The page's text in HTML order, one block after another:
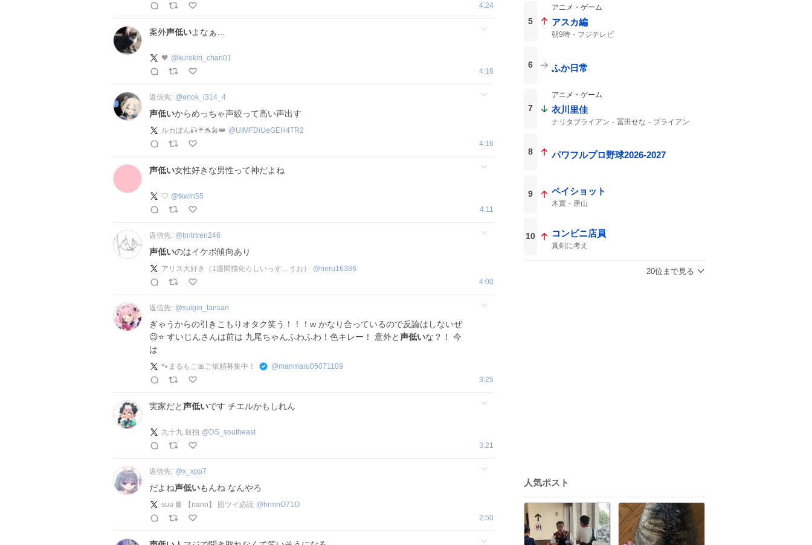
4:24
案外声低いよなぁ…
🖤 @ kurokiri_chan01
4:16
返信先: @enok_i314_4
声低いからめっちゃ声絞って高い声出す
ルカぽん🎣☔🐬🎤👑 @UIMFDiUeGEH4TR2
4:16
声低い女性好きな男性って神だよね
♡ @tkwin55
4:11
返信先: @trntrtren246
声低いのはイケボ傾向あり
アリス大好き（1週間猫化らしいっす…うお） @neru16386
4:00
返信先: @suigin_tansan
ぎゃうからの引きこもりオタク笑う！！！w かなり合っているので反論はしないぜ
😉⭐ すいじんさんは前は 九尾ちゃんふわふわ！色キレー！ 意外と声低いな？！ 今
は
🐾まるもこ🎀ご依頼募集中！ @manmaru05071109
3:25
実家だと声低いです チエルかもしれん
九十九 鼓拍 @ DS_southeast
3:21
返信先: @x_xpp7
だよね声低いもんね なんやろ
suu 📘 【nano】 固ツイ必読 @ hrmnO71O
2:50
東京ドーム
5
アニメ・ゲーム
アスカ編
朝9時 フジテレビ
6 ふか日常
7
アニメ・ゲーム
衣川里佳
ナリタブライアン 冨田せな
ブライアン
8 パワフルプロ野球2026-2027
9 ペイショット
木實 唐山
10 コンビニ店員
真剣に考え
20位まで見る
人気ポスト